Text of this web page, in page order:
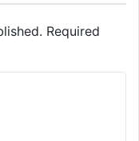
Required